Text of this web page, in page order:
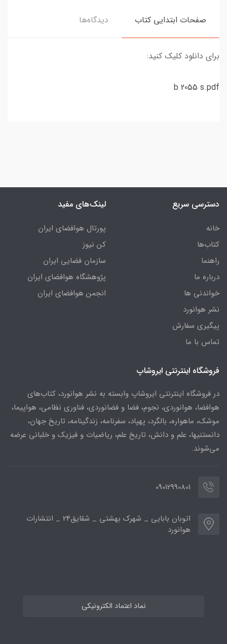
صفحات ابتدایی کتاب دیدگاه‌ها
برای دانلود کلیک کنید:
b 2055 s.pdf
دسترسی سریع
خانه
کتاب‌ها
راهنما
درباره ما
خواندنی ها
نشر هوانورد
پیگیری سفارش
تماس با ما
لینک‌های مفید
پورتال هوافضای ایران
کن نیوز
سازمان فضایی ایران
پژوهشگاه هوافضای ایران
انجمن هوافضای ایران
فروشگاه اینترنتی ایروشاپ
در فروشگاه اینترنتی ایروشاپ وابسته به نشر هوانورد، کتاب‌های
هوافضا، هوانوردی، نجوم، فضا و فضانوردی، فناوری نظامی، هواپیما،
موشک، ماهواره، بالگرد، پهپاد، سفرنامه، زندگینامه، تاریخ جهان،
دانستنیها، علم و دانش، تاریخ علم، ریاضیات و فیزیک و خلبانی عرضه
می‌شوند.
09012990801
اتوبان بابایی _ شهرک بهشتی _ شقایق24 _ انتشارات
هوانورد
نماد اعتماد الکترونیکی